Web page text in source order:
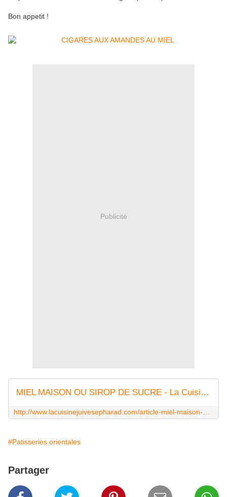
Bon appetit !
Publicité
MIEL MAISON OU SIROP DE SUCRE - La Cuisine Juive Sepharad et autres recettes gourmandes ...
#Patisseries orientales
Partager